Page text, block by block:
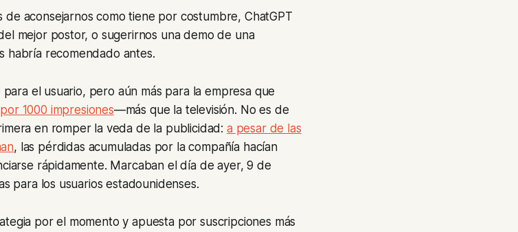
de aconsejarnos como tiene por costumbre, ChatGPT
mejor postor, o sugerirnos una demo de una
habría recomendado antes.
el usuario, pero aún más para la empresa que
1000 impresiones—más que la televisión. No es de
en romper la veda de la publicidad: a pesar de las
, las pérdidas acumuladas por la compañía hacían
rápidamente. Marcaban el día de ayer, 9 de
para los usuarios estadounidenses.
por el momento y apuesta por suscripciones más